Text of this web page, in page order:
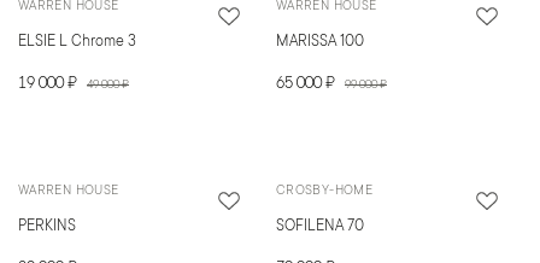
WARREN HOUSE
ELSIE L Chrome 3
19 000 ₽ 49 000 ₽
WARREN HOUSE
MARISSA 100
65 000 ₽ 99 000 ₽
WARREN HOUSE
PERKINS
CROSBY-HOME
SOFILENA 70